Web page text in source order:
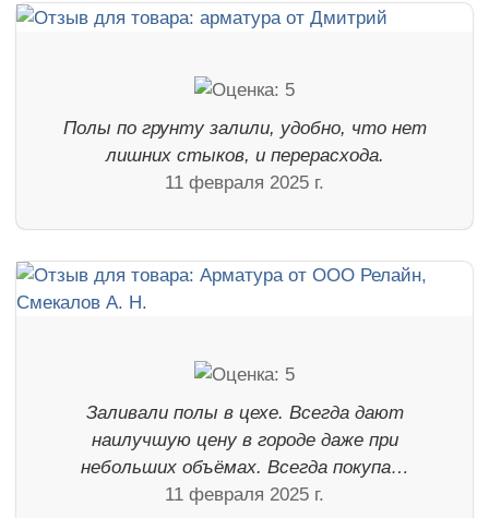
Полы по грунту залили, удобно, что нет
лишних стыков, и перерасхода.
11 февраля 2025 г.
Заливали полы в цехе. Всегда дают
наилучшую цену в городе даже при
небольших объёмах. Всегда покупа…
11 февраля 2025 г.